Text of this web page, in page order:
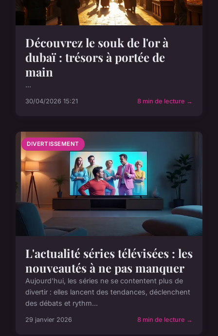
Découvrez le souk de l'or à
dubaï : trésors à portée de
main
...
30/04/2026 15:21 8 min de lecture →
DIVERTISSEMENT
L'actualité séries télévisées : les
nouveautés à ne pas manquer
Aujourd'hui, les séries ne se contentent plus de
divertir : elles lancent des tendances, déclenchent
des débats et rythm...
29 janvier 2026 8 min de lecture →